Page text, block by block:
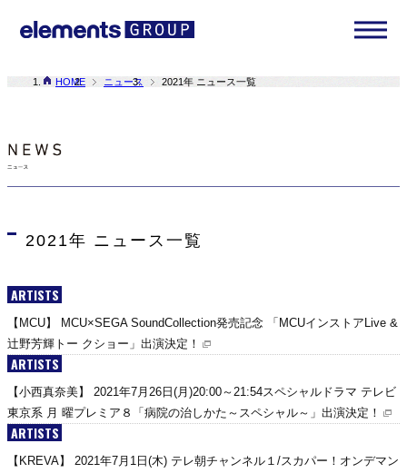
HOME ニュース 2021年 ニュース一覧
2021年 ニュース一覧
ARTISTS
【MCU】 MCU×SEGA SoundCollection発売記念 「MCUインストアLive &
辻野芳輝トー クショー」出演決定！
ARTISTS
【小西真奈美】 2021年7月26日(月)20:00～21:54スペシャルドラマ テレビ
東京系 月 曜プレミア８「病院の治しかた～スペシャル～」出演決定！
ARTISTS
【KREVA】 2021年7月1日(木) テレ朝チャンネル１/スカパー！オンデマン